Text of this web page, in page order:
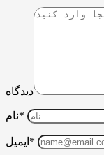
دیدگاه
نام*
ایمیل*